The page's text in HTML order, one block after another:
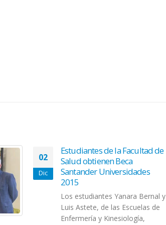
02
Dic
Estudiantes de la Facultad de
Salud obtienen Beca
Santander Universidades
2015
Los estudiantes Yanara Bernal y
Luis Astete, de las Escuelas de
Enfermería y Kinesiología,